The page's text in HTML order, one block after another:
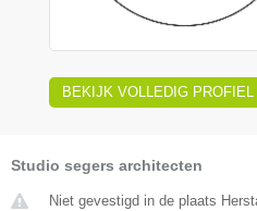
BEKIJK VOLLEDIG PROFIEL
Studio segers architecten
Niet gevestigd in de plaats